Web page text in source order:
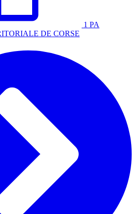
1 PA
DE CORSE